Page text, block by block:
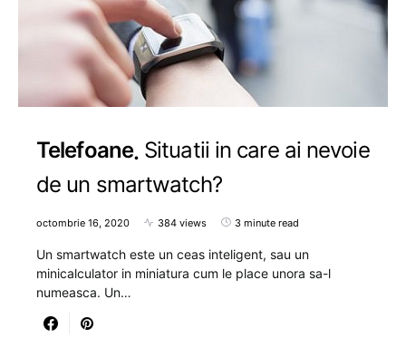
Telefoane Situatii in care ai nevoie
de un smartwatch?
octombrie 16, 2020 384 views 3 minute read
Un smartwatch este un ceas inteligent, sau un
minicalculator in miniatura cum le place unora sa-l
numeasca. Un…